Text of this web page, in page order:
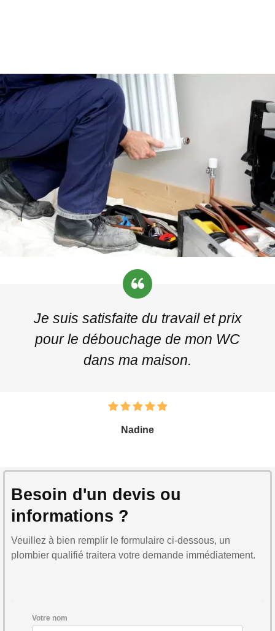
Je suis satisfaite du travail et prix
pour le débouchage de mon WC
dans ma maison.
Nadine
Besoin d'un devis ou
informations ?
Veuillez à bien remplir le formulaire ci-dessous, un
plombier qualifié traitera votre demande immédiatement.
Votre nom